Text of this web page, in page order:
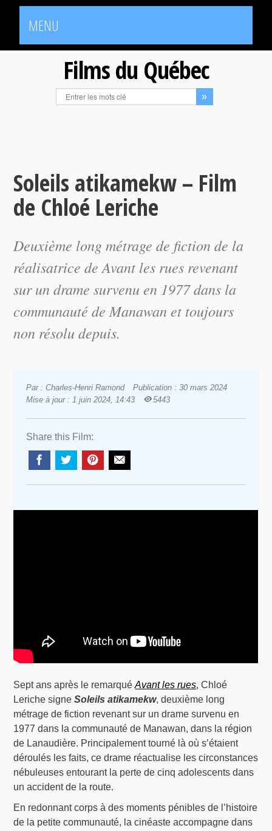
MENU
Films du Québec
Soleils atikamekw – Film
de Chloé Leriche
Deuxième long métrage de fiction de la
réalisatrice deAvant les rues revenant
sur un drame survenu en 1977 dans la
communauté de Manawan et toujours
non résolu depuis.
Par : Charles-Henri Ramond
Publication : 30 mars 2024
Mise à jour : 1 juin 2024, 14:43
5443
Share this Film:
Sept ans après le remarquéAvant les rues, Chloé
Leriche signeSoleils atikamekw, deuxième long
métrage de fiction revenant sur un drame survenu en
1977 dans la communauté de Manawan, dans la région
de Lanaudière. Principalement tourné là où s’étaient
déroulés les faits, ce drame réactualise les circonstances
nébuleuses entourant la perte de cinq adolescents dans
un accident de la route.
En redonnant corps à des moments pénibles de l’histoire
de la petite communauté, la cinéaste accompagne dans